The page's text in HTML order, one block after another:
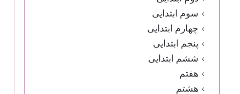
سوم ابتدایی
چهارم ابتدایی
پنجم ابتدایی
ششم ابتدایی
هفتم
هشتم